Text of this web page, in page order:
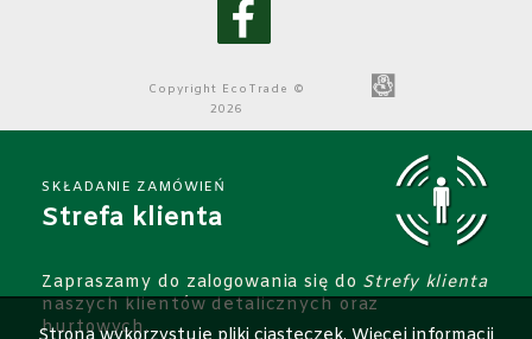
Copyright EcoTrade ©
2026
SKŁADANIE ZAMÓWIEŃ
Strefa klienta
Zapraszamy do zalogowania się do Strefy klienta
naszych klientów detalicznych oraz
hurtowych.